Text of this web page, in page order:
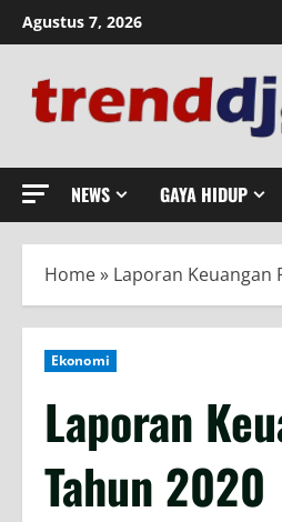
Skip
to
Agustus 7, 2026
NEWS GAYA HIDUP
Home» Laporan Keuangan
Ekonomi
Laporan
Tahun 2020